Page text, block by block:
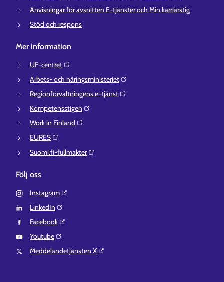
Anvisningar för avsnitten E-tjänster och Min karriärstig
Stöd och respons
Mer information
UF-centret⁠
Arbets- och näringsministeriet⁠
Regionförvaltningens e-tjänst⁠
Kompetensstigen⁠
Work in Finland⁠
EURES⁠
Suomi.fi-fullmakter⁠
Följ oss
Instagram⁠
LinkedIn⁠
Facebook⁠
Youtube⁠
Meddelandetjänsten X⁠